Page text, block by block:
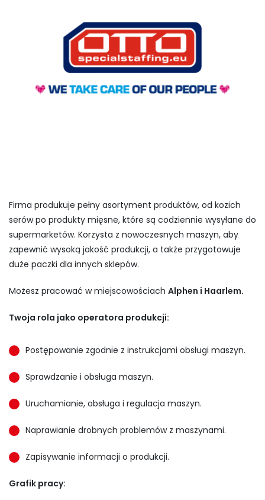
Firma produkuje pełny asortyment produktów, od kozich
serów po produkty mięsne, które są codziennie wysyłane do
supermarketów. Korzysta z nowoczesnych maszyn, aby
zapewnić wysoką jakość produkcji, a także przygotowuje
duże paczki dla innych sklepów.
Możesz pracować w miejscowościach Alphen i Haarlem.
Twoja rola jako operatora produkcji:
Postępowanie zgodnie z instrukcjami obsługi maszyn.
Sprawdzanie i obsługa maszyn.
Uruchamianie, obsługa i regulacja maszyn.
Naprawianie drobnych problemów z maszynami.
Zapisywanie informacji o produkcji.
Grafik pracy: